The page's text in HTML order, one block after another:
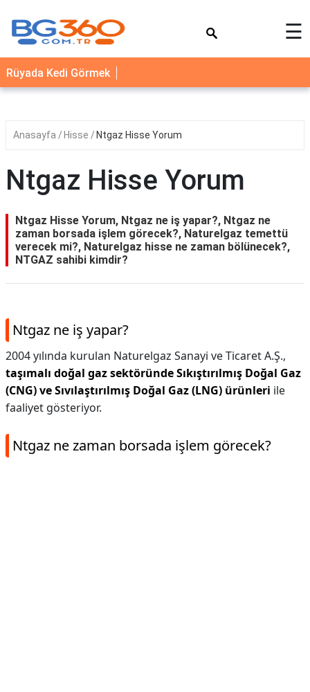
YEMEK
TARİFLERİ
SAĞLIK
☰
Rüyada Kedi Görmek
Anasayfa Hisse Ntgaz Hisse Yorum
Ntgaz Hisse Yorum
Ntgaz Hisse Yorum, Ntgaz ne iş yapar?, Ntgaz ne
zaman borsada işlem görecek?, Naturelgaz temettü
verecek mi?, Naturelgaz hisse ne zaman bölünecek?,
NTGAZ sahibi kimdir?
Ntgaz ne iş yapar?
2004 yılında kurulan Naturelgaz Sanayi ve Ticaret A.Ş.,
taşımalı doğal gaz sektöründe Sıkıştırılmış Doğal Gaz
(CNG) ve Sıvılaştırılmış Doğal Gaz (LNG) ürünleri ile
faaliyet gösteriyor.
Ntgaz ne zaman borsada işlem görecek?